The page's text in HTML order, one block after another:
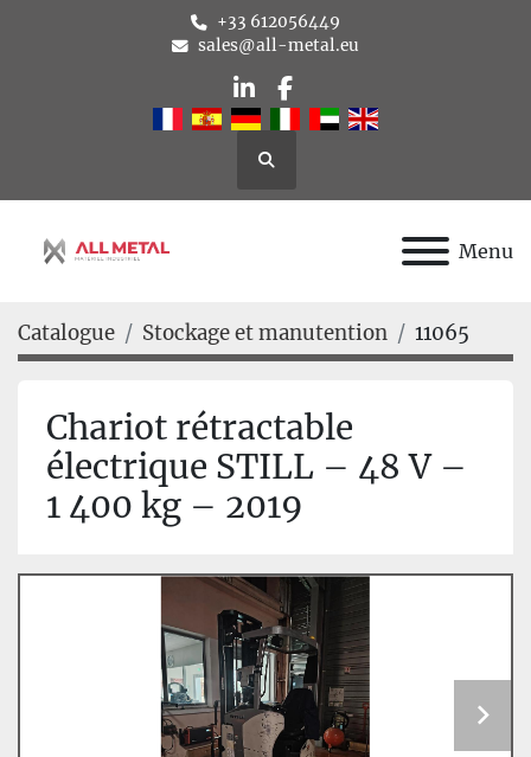
+33 612056449
sales@all-metal.eu
linkedin
facebook
Rechercher
Menu
Catalogue Stockage et manutention 11065
Chariot rétractable
électrique STILL – 48 V –
1 400 kg – 2019